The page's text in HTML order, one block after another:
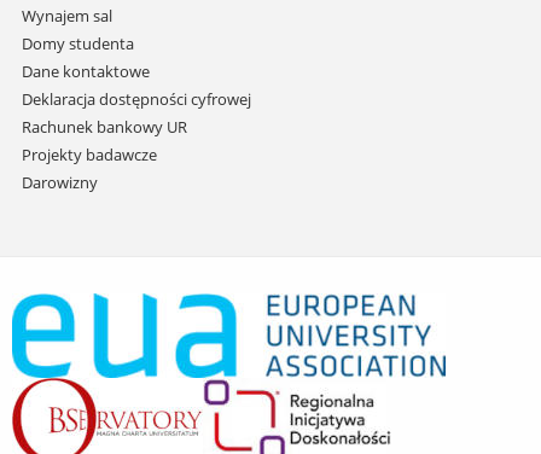
Wynajem sal
Domy studenta
Dane kontaktowe
Deklaracja dostępności cyfrowej
Rachunek bankowy UR
Projekty badawcze
Darowizny